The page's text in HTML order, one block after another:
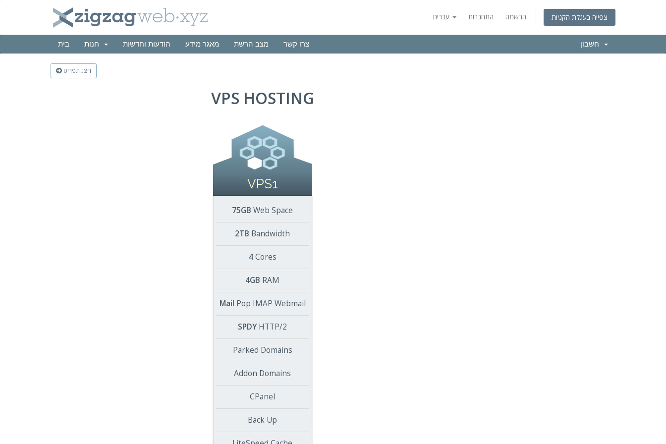
התחברות הרשמה צפייה בעגלת הקניות
בית הודעות וחדשות מאגר מידע מצב הרשת צרו קשר
הצג תפריט
VPS HOSTING
VPS1
75GB Web Space
2TB Bandwidth
4Cores
4GB RAM
Mail Pop IMAP Webmail
SPDYHTTP/2
Parked Domains
Addon Domains
CPanel
Back Up